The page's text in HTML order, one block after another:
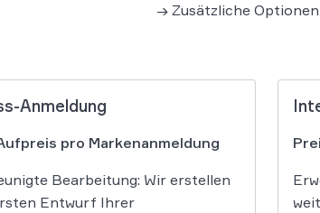
→ Zusätzliche
Anmeldung
pro Markenanmeldung
Bearbeitung: Wir erstellen
Entwurf Ihrer